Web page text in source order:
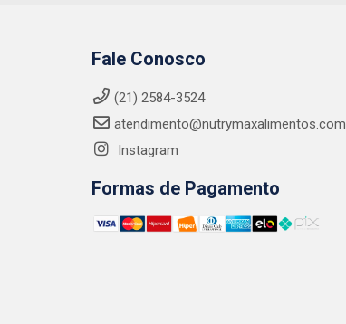
Fale Conosco
(21) 2584-3524
atendimento@nutrymaxalimentos.com
Instagram
Formas de Pagamento